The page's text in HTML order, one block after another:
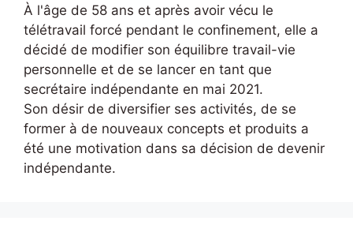
À l'âge de 58 ans et après avoir vécu le
télétravail forcé pendant le confinement, elle a
décidé de modifier son équilibre travail-vie
personnelle et de se lancer en tant que
secrétaire indépendante en mai 2021.
Son désir de diversifier ses activités, de se
former à de nouveaux concepts et produits a
été une motivation dans sa décision de devenir
indépendante.